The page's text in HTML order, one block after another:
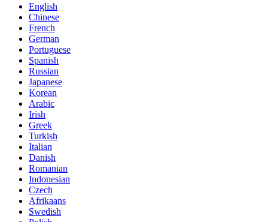
English
Chinese
French
German
Portuguese
Spanish
Russian
Japanese
Korean
Arabic
Irish
Greek
Turkish
Italian
Danish
Romanian
Indonesian
Czech
Afrikaans
Swedish